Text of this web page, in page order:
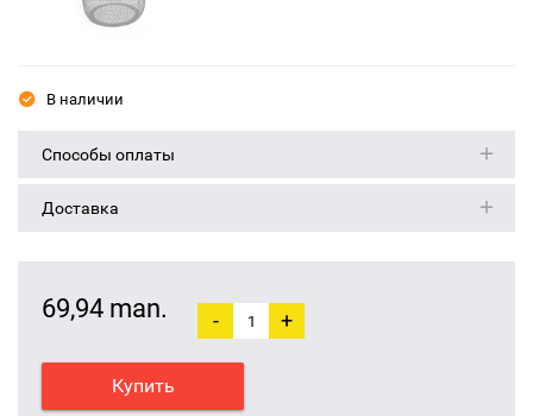
В наличии
Способы оплаты
Доставка
69,94 man. - +
Купить